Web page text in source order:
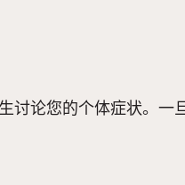
论您的个体症状。